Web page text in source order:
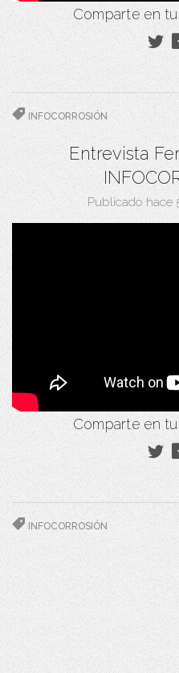
Comparte en
INFOCORROSIÓN
Entrevista
Publicado hace
Comparte en
INFOCORROSIÓN